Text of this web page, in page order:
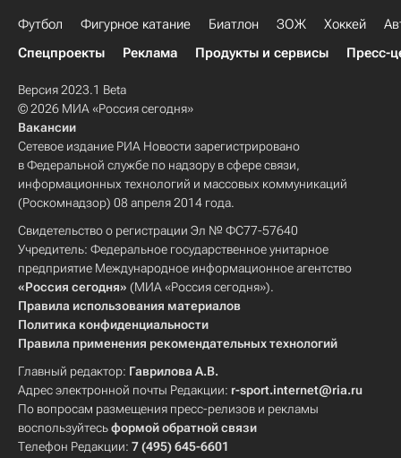
Футбол Фигурное катание Биатлон ЗОЖ Хоккей
Спецпроекты
Реклама Продукты и сервисы Пресс-
Версия 2023.1 Beta
© 2026 МИА «Россия сегодня»
Вакансии
Сетевое издание РИА Новости зарегистрировано
в Федеральной службе по надзору в сфере связи,
информационных технологий и массовых коммуникаций
(Роскомнадзор) 08 апреля 2014 года.
Свидетельство о регистрации Эл № ФС77-57640
Учредитель: Федеральное государственное унитарное
предприятие Международное информационное агентство
«Россия сегодня» (МИА «Россия сегодня»).
Правила использования материалов
Политика конфиденциальности
Правила применения рекомендательных технологий
Главный редактор: Гаврилова А.В.
Адрес электронной почты Редакции: r-sport.internet@ria.ru
По вопросам размещения пресс-релизов и рекламы
воспользуйтесьформой обратной связи
Телефон Редакции: 7 (495) 645-6601